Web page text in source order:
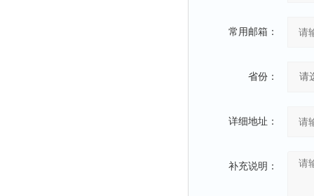
常用邮箱：
省份：
详细地址：
补充说明：